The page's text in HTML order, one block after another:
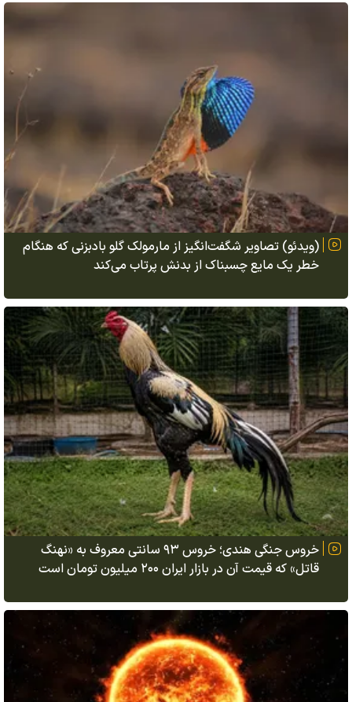
(ویدئو) تصاویر شگفت‌انگیز از مارمولک گلو بادبزنی که هنگام
خطر یک مایع چسبناک از بدنش پرتاب می‌کند
خروس جنگی هندی؛ خروس ۹۳ سانتی معروف به «نهنگ
قاتل» که قیمت آن در بازار ایران ۲۰۰ میلیون تومان است